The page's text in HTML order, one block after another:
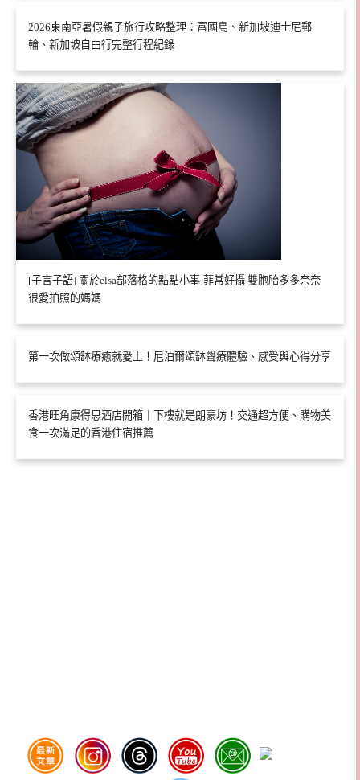
2026東南亞暑假親子旅行攻略整理：富國島、新加坡迪士尼郵
輪、新加坡自由行完整行程紀錄
[子言子語] 關於elsa部落格的點點小事-菲常好攝 雙胞胎多多奈奈
很愛拍照的媽媽
第一次做頌缽療癒就愛上！尼泊爾頌缽聲療體驗、感受與心得分享
香港旺角康得思酒店開箱｜下樓就是朗豪坊！交通超方便、購物美
食一次滿足的香港住宿推薦